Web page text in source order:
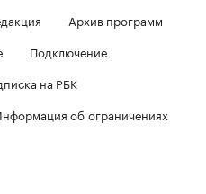
Архив программ
Подключение
на РБК
об ограничениях